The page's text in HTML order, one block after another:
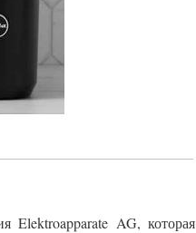
Elektroapparate AG, которая